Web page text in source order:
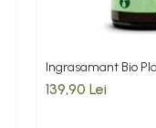
Ingrasamant Bio
139,90 Lei